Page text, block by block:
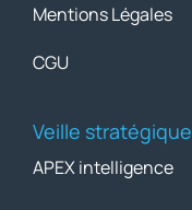
Mentions Légales
CGU
Veille stratégique
APEX intelligence